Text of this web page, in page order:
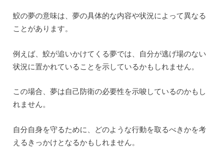
鮫の夢の意味は、夢の具体的な内容や状況によって異なる
ことがあります。
例えば、鮫が追いかけてくる夢では、自分が逃げ場のない
状況に置かれていることを示しているかもしれません。
この場合、夢は自己防衛の必要性を示唆しているのかもし
れません。
自分自身を守るために、どのような行動を取るべきかを考
えるきっかけとなるかもしれません。